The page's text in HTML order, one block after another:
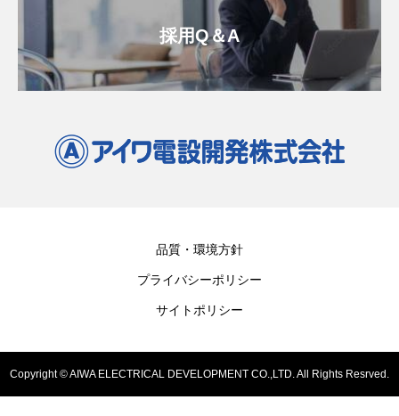
採用Q＆A
品質・環境方針
プライバシーポリシー
サイトポリシー
Copyright © AIWA ELECTRICAL DEVELOPMENT CO.,LTD. All Rights Resrved.